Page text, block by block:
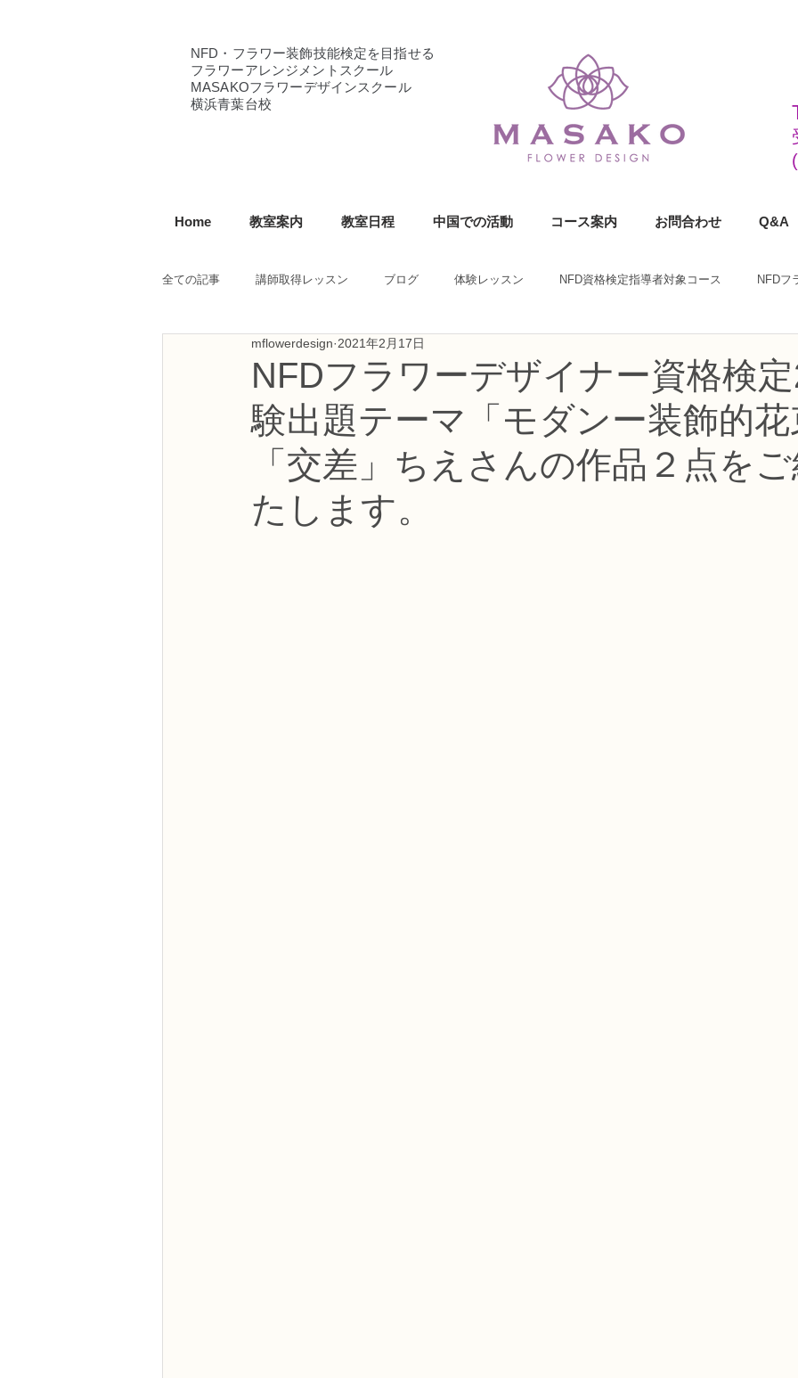
NFD・フラワー装飾技能検定を目指せる
フラワーアレンジメントスクール
MASAKOフラワーデザインスクール
横浜青葉台校
Home 教室案内 教室日程 中国での活動 コース案内 お問合わせ Q&A
全ての記事 講師取得レッスン ブログ 体験レッスン NFD資格検定指導者対象コース NFDフ
NFD講師研究科コース NFDフラワーデザイナー資格検定1級コース
NFDフラワーデザイナー資格検定3級コース フラワー装飾技能検定1級レッスン フラワー装飾技能士検
フラワー装飾技能検定3級 趣味で楽しむフラワーレッスン
NFDフラワーデザイナー資格検
験出題テーマ「モダンー装飾的
「交差」ちえさんの作品２点を
たします。
mflowerdesign 2021年2月17日